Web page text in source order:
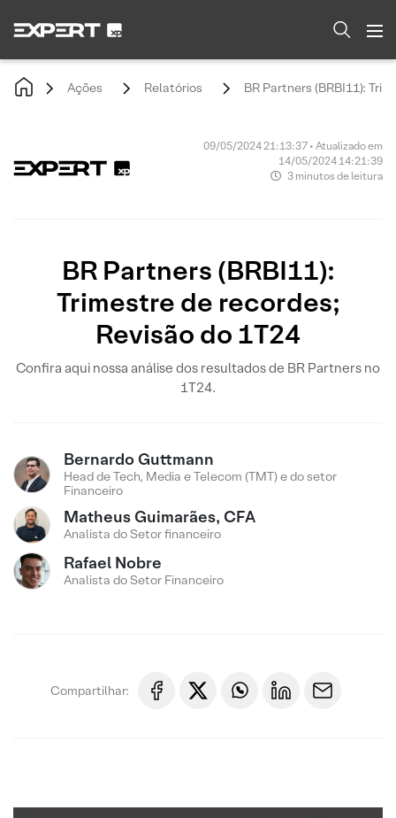
Ações Relatórios BR Partners (BRBI11):
09/05/2024 21:13:37 • Atualizado em
14/05/2024 14:21:39
3 minutos de leitura
BR Partners (BRBI11):
Trimestre de recordes;
Revisão do 1T24
Confira aqui nossa análise dos resultados de BR Partners no
1T24.
Bernardo Guttmann
Head de Tech, Media e Telecom (TMT) e do setor
Financeiro
Matheus Guimarães, CFA
Analista do Setor financeiro
Rafael Nobre
Analista do Setor Financeiro
Compartilhar: